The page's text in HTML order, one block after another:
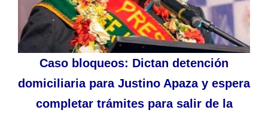
Caso bloqueos: Dictan detención
domiciliaria para Justino Apaza y espera
completar trámites para salir de la